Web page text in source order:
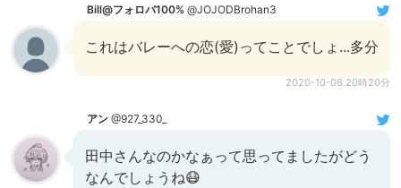
Bill@フォロバ100% @JOJODBrohan3
これはバレーへの恋(愛)ってことでしょ...多分
2020-10-06 20時20分
アン @927_330_
田中さんなのかなぁって思ってましたがどう
なんでしょうね😷